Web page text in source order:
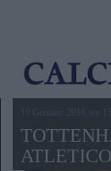
19 Gennaio 2016,ore